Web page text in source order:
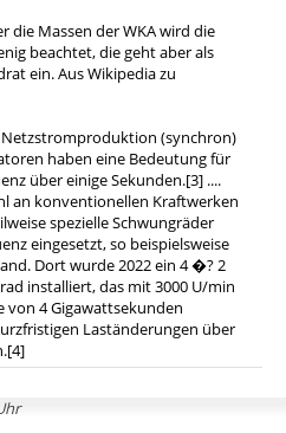
die Massen der WKA wird die
beachtet, die geht aber als
ein. Aus Wikipedia zu
Netzstromproduktion (synchron)
haben eine Bedeutung für
über einige Sekunden.[3] ....
an konventionellen Kraftwerken
spezielle Schwungräder
eingesetzt, so beispielsweise
Dort wurde 2022 ein 4 �? 2
installiert, das mit 3000 U/min
von 4 Gigawattsekunden
Laständerungen über